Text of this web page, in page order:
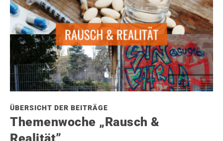
ÜBERSICHT DER BEITRÄGE
Themenwoche „Rausch &